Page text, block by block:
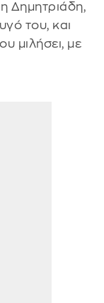
Δημητριάδη,
του, και
μιλήσει, με